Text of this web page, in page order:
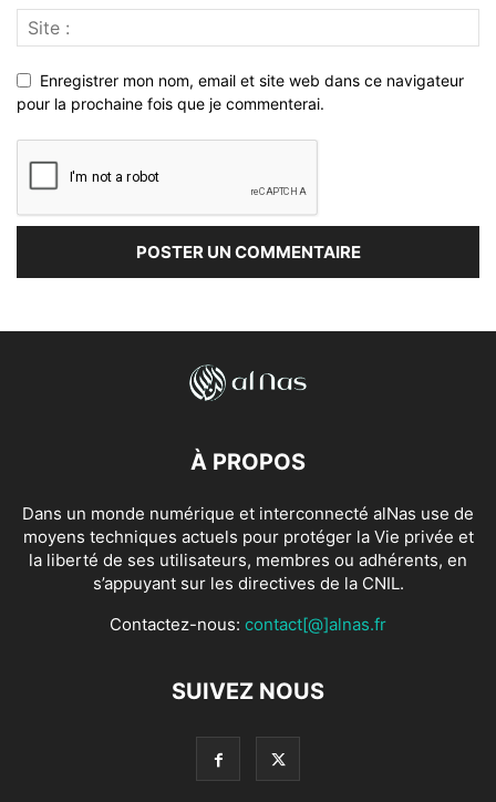
Enregistrer mon nom, email et site web dans ce navigateur
pour la prochaine fois que je commenterai.
À PROPOS
Dans un monde numérique et interconnecté alNas use de
moyens techniques actuels pour protéger la Vie privée et
la liberté de ses utilisateurs, membres ou adhérents, en
s’appuyant sur les directives de la CNIL.
Contactez-nous: contact[@]alnas.fr
SUIVEZ NOUS